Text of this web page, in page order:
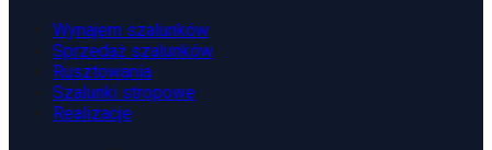
Wynajem szalunków
Sprzedaż szalunków
Rusztowania
Szalunki stropowe
Realizacje